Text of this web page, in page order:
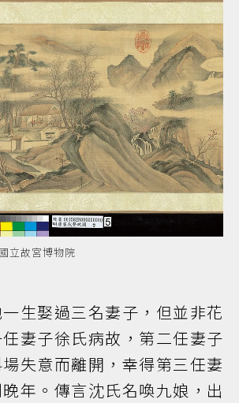
立故宮博物院
生娶過三名妻子，但並非花
妻子徐氏病故，第二任妻子
失意而離開，幸得第三任妻
年。傳言沈氏名喚九娘，出